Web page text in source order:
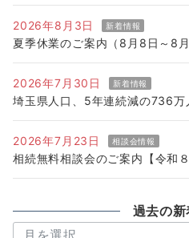
2026年8月3日 新着情報
夏季休業のご案内（8月8日～8月
2026年7月30日 新着情報
埼玉県人口、5年連続減の736万
2026年7月23日 相談会情報
相続無料相談会のご案内【令和
過去の新